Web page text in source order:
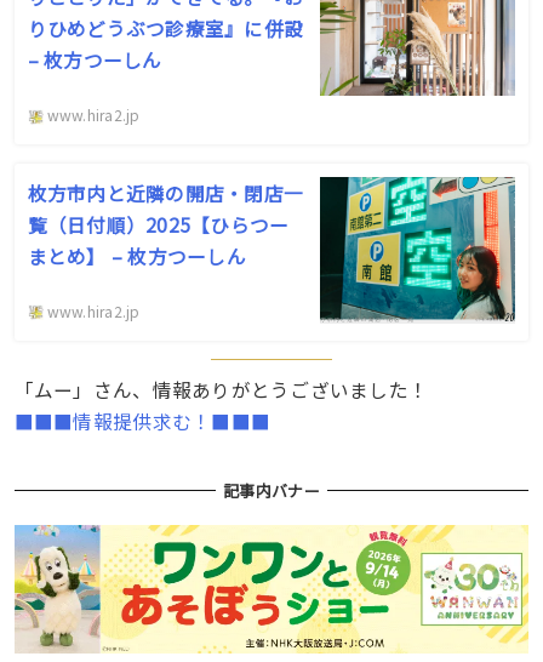
りひめどうぶつ診療室』に併設
– 枚方つーしん
www.hira2.jp
枚方市内と近隣の開店・閉店一
覧（日付順）2025【ひらつー
まとめ】 – 枚方つーしん
www.hira2.jp
「ムー」さん、情報ありがとうございました！
■■■情報提供求む！■■■
記事内バナー